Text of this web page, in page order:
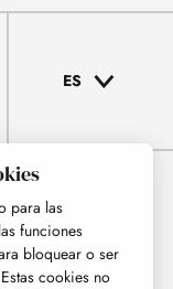
ES
para las
funciones
bloquear o ser
cookies no